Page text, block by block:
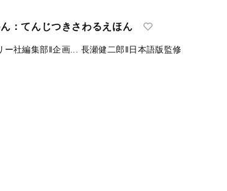
おかしのどうぶつえん：てんじつき